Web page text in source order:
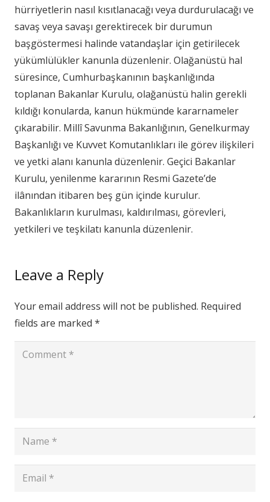
hürriyetlerin nasıl kısıtlanacağı veya durdurulacağı ve
savaş veya savaşı gerektirecek bir durumun
başgöstermesi halinde vatandaşlar için getirilecek
yükümlülükler kanunla düzenlenir. Olağanüstü hal
süresince, Cumhurbaşkanının başkanlığında
toplanan Bakanlar Kurulu, olağanüstü halin gerekli
kıldığı konularda, kanun hükmünde kararnameler
çıkarabilir. Millî Savunma Bakanlığının, Genelkurmay
Başkanlığı ve Kuvvet Komutanlıkları ile görev ilişkileri
ve yetki alanı kanunla düzenlenir. Geçici Bakanlar
Kurulu, yenilenme kararının Resmi Gazete’de
ilânından itibaren beş gün içinde kurulur.
Bakanlıkların kurulması, kaldırılması, görevleri,
yetkileri ve teşkilatı kanunla düzenlenir.
Leave a Reply
Your email address will not be published. Required
fields are marked *